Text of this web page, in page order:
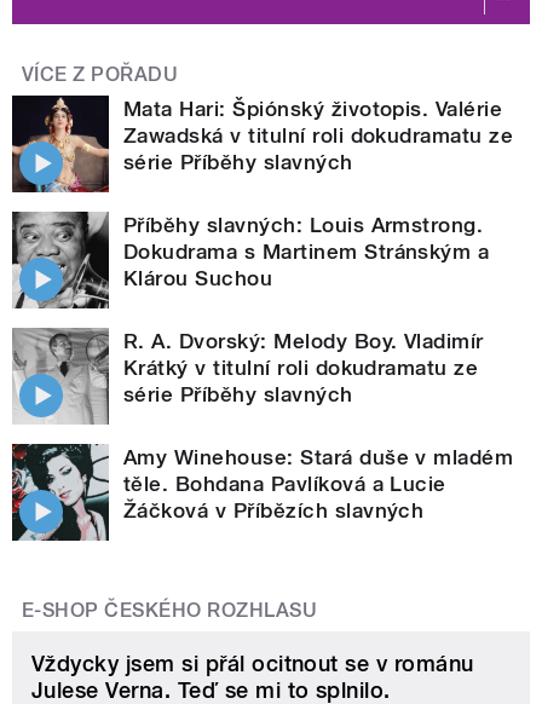
VÍCE Z POŘADU
Mata Hari: Špiónský životopis. Valérie
Zawadská v titulní roli dokudramatu ze
série Příběhy slavných
Příběhy slavných: Louis Armstrong.
Dokudrama s Martinem Stránským a
Klárou Suchou
R. A. Dvorský: Melody Boy. Vladimír
Krátký v titulní roli dokudramatu ze
série Příběhy slavných
Amy Winehouse: Stará duše v mladém
těle. Bohdana Pavlíková a Lucie
Žáčková v Příbězích slavných
E-SHOP ČESKÉHO ROZHLASU
Vždycky jsem si přál ocitnout se v románu
Julese Verna. Teď se mi to splnilo.